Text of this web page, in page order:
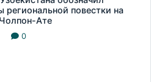
региональной повестки на
Ате
0